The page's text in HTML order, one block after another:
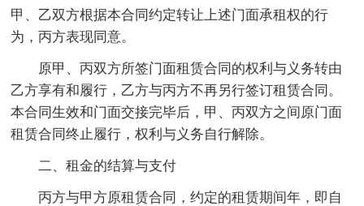
甲、乙双方根据本合同约定转让上述门面承租权的行
为，丙方表现同意。
原甲、丙双方所签门面租赁合同的权利与义务转由
乙方享有和履行，乙方与丙方不再另行签订租赁合同。
本合同生效和门面交接完毕后，甲、丙双方之间原门面
租赁合同终止履行，权利与义务自行解除。
二、租金的结算与支付
丙方与甲方原租赁合同，约定的租赁期间年，即自